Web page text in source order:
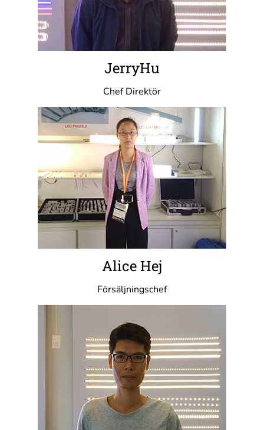
JerryHu
Chef Direktör
Alice Hej
Försäljningschef